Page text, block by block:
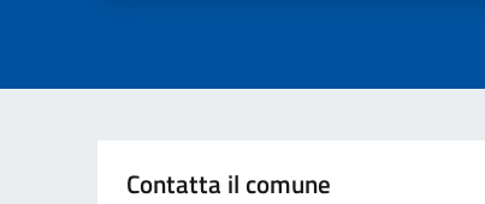
Contatta il comune